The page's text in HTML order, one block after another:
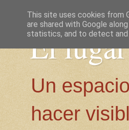
El
Un
hacer
This site uses cookies from
are shared with Google
statistics, and to detect and